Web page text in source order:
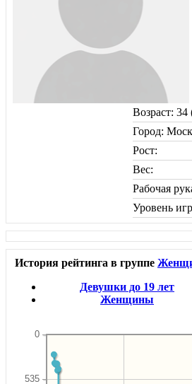
Возраст: 34
Город:
Рост:
Вес:
Рабочая
Уровень
История рейтинга в группе
Девушки до 19 лет
Женщины
535
0